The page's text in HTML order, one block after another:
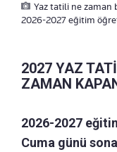
Yaz tatili ne zaman
2026-2027 eğitim
2027 YAZ
ZAMAN
2026-2027
Cuma günü